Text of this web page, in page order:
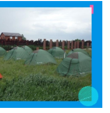
Г.М.
2025